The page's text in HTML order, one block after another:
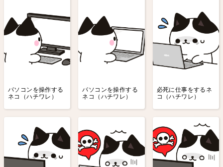
パソコンを操作する
ネコ（ハチワレ）
パソコンを操作する
ネコ（ハチワレ）
必死に仕事をするネ
コ（ハチワレ）